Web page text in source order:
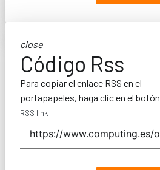
close
Código Rss
Para copiar el enlace RSS en el
portapapeles, haga clic en el botón.
RSS link